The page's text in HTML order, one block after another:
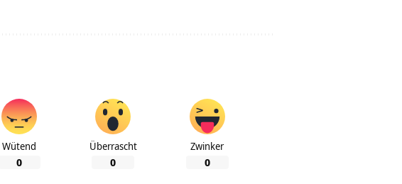
Wütend
0
Überrascht
0
Zwinker
0